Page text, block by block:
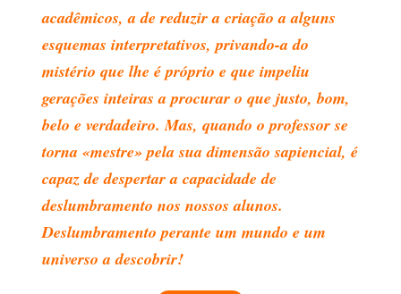
acadêmicos, a de reduzir a criação a alguns
esquemas interpretativos, privando-a do
mistério que lhe é próprio e que impeliu
gerações inteiras a procurar o que justo, bom,
belo e verdadeiro. Mas, quando o professor se
torna «mestre» pela sua dimensão sapiencial, é
capaz de despertar a capacidade de
deslumbramento nos nossos alunos.
Deslumbramento perante um mundo e um
universo a descobrir!